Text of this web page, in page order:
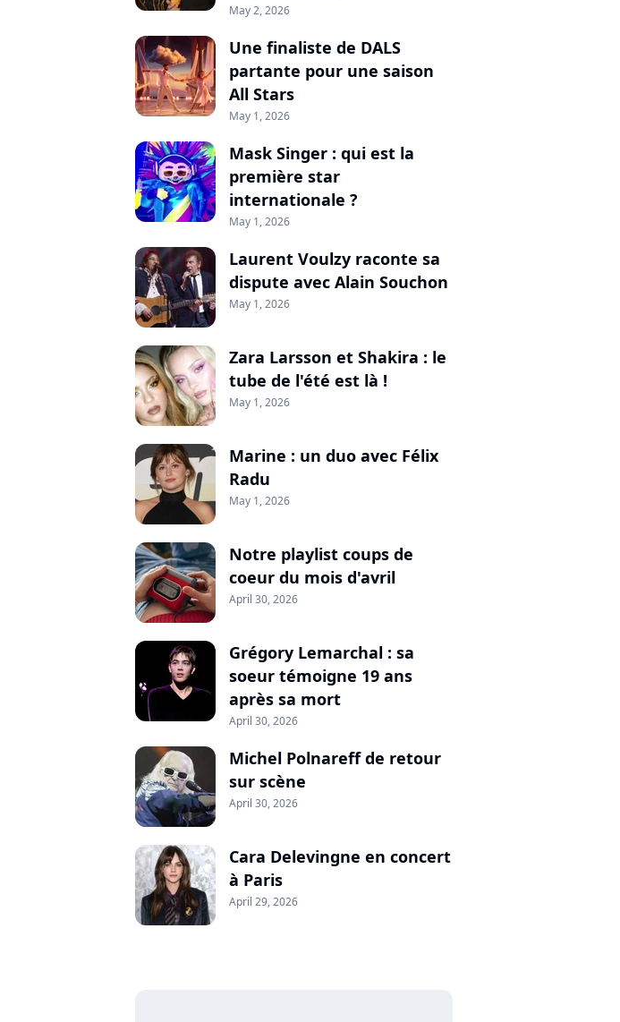
May 2, 2026
Une finaliste de DALS
partante pour une saison
All Stars
May 1, 2026
Mask Singer : qui est la
première star
internationale ?
May 1, 2026
Laurent Voulzy raconte sa
dispute avec Alain Souchon
May 1, 2026
Zara Larsson et Shakira : le
tube de l'été est là !
May 1, 2026
Marine : un duo avec Félix
Radu
May 1, 2026
Notre playlist coups de
coeur du mois d'avril
April 30, 2026
Grégory Lemarchal : sa
soeur témoigne 19 ans
après sa mort
April 30, 2026
Michel Polnareff de retour
sur scène
April 30, 2026
Cara Delevingne en concert
à Paris
April 29, 2026